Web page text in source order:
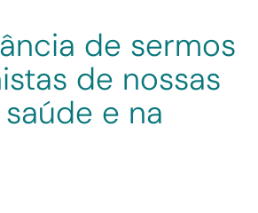
de sermos
de nossas
e na